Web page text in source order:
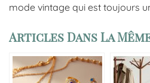
mode vintage qui est toujours
Articles Dans La